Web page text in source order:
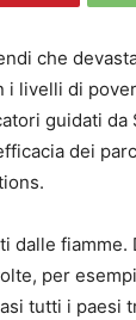
che
i livelli di
guidati
dei
dalle fiamme.
per
tutti i paesi